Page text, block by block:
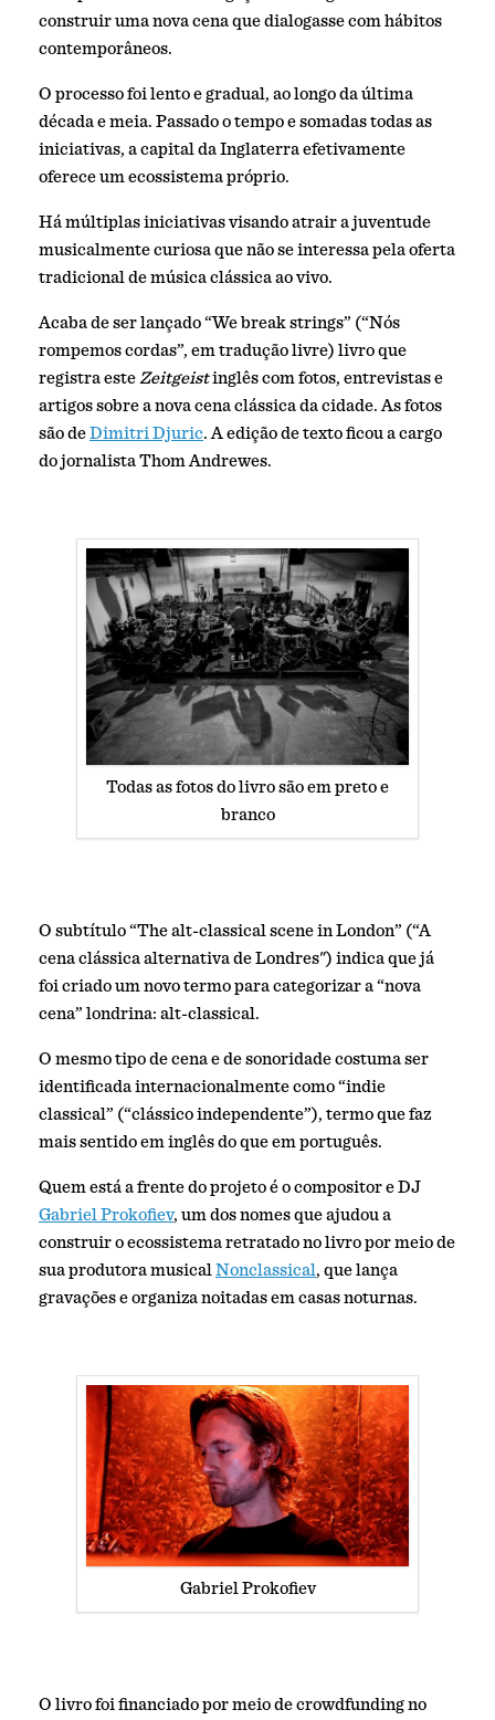
construir uma nova cena que dialogasse com hábitos
contemporâneos.
O processo foi lento e gradual, ao longo da última
década e meia. Passado o tempo e somadas todas as
iniciativas, a capital da Inglaterra efetivamente
oferece um ecossistema próprio.
Há múltiplas iniciativas visando atrair a juventude
musicalmente curiosa que não se interessa pela oferta
tradicional de música clássica ao vivo.
Acaba de ser lançado “We break strings” (“Nós
rompemos cordas”, em tradução livre) livro que
registra este Zeitgeistinglês com fotos, entrevistas e
artigos sobre a nova cena clássica da cidade. As fotos
são deDimitri Djuric. A edição de texto ficou a cargo
do jornalista Thom Andrewes.
Todas as fotos do livro são em preto e
branco
O subtítulo “The alt-classical scene in London” (“A
cena clássica alternativa de Londres") indica que já
foi criado um novo termo para categorizar a “nova
cena” londrina: alt-classical.
O mesmo tipo de cena e de sonoridade costuma ser
identificada internacionalmente como “indie
classical” (“clássico independente”), termo que faz
mais sentido em inglês do que em português.
Quem está a frente do projeto é o compositor e DJ
Gabriel Prokofiev, um dos nomes que ajudou a
construir o ecossistema retratado no livro por meio de
sua produtora musical Nonclassical , que lança
gravações e organiza noitadas em casas noturnas.
Gabriel Prokofiev
O livro foi financiado por meio de crowdfunding no